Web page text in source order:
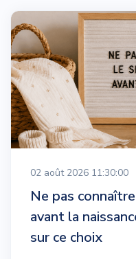
02 août 2026 11:30:00
Ne pas
avant la
sur ce choix